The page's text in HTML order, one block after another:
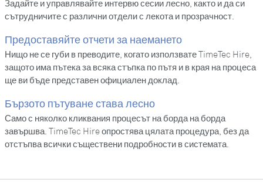
Задайте и управлявайте интервю сесии лесно, както и да си
сътрудничите с различни отдели с лекота и прозрачност.
Предоставяйте отчети за наемането
Нищо не се губи в преводите, когато използвате TimeTec Hire,
защото има пътека за всяка стъпка по пътя и в края на процеса
ще ви бъде представен официален доклад.
Бързото пътуване става лесно
Само с няколко кликвания процесът на борда на борда
завършва. TimeTec Hire опростява цялата процедура, без да
отстъпва всички съществени подробности в системата.